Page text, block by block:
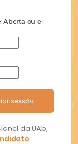
Aberta ou e-
sessão
da UAb,
.